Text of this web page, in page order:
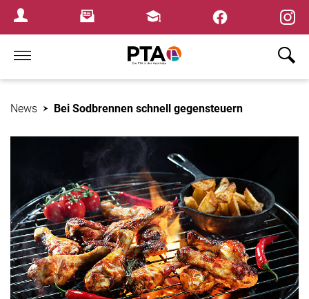
Login MenuNewsletterFortbildungen
Home
News Bei Sodbrennen schnell gegensteuern